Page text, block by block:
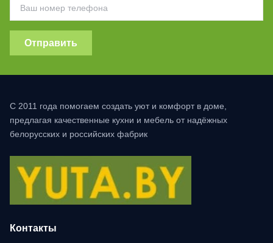
Отправить
С 2011 года помогаем создать уют и комфорт в доме,
предлагая качественные кухни и мебель от надёжных
белорусских и российских фабрик
Контакты